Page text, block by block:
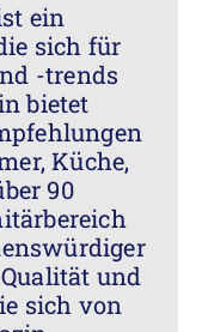
ein
sich für
-trends
bietet
Küche,
90
und
sich von